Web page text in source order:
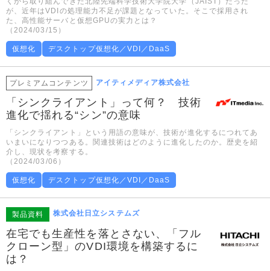
が、近年はVDIの処理能力不足が課題となっていた。そこで採用され
た、高性能サーバと仮想GPUの実力とは？
（2024/03/15）
仮想化 デスクトップ仮想化／VDI／DaaS
プレミアムコンテンツ アイティメディア株式会社
「シンクライアント」って何？ 技術
進化で揺れる“シン”の意味
「シンクライアント」という用語の意味が、技術が進化するにつれてあ
いまいになりつつある。関連技術はどのように進化したのか。歴史を紹
介し、現状を考察する。
（2024/03/06）
仮想化 デスクトップ仮想化／VDI／DaaS
製品資料 株式会社日立システムズ
在宅でも生産性を落とさない、「フル
クローン型」のVDI環境を構築するに
は？